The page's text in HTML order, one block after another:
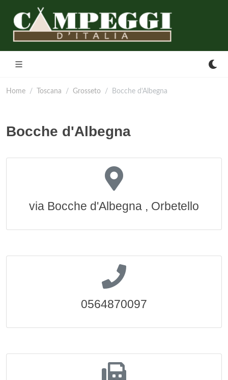
Home Toscana Grosseto Bocche d'Albegna
Bocche d'Albegna
via Bocche d'Albegna , Orbetello
0564870097